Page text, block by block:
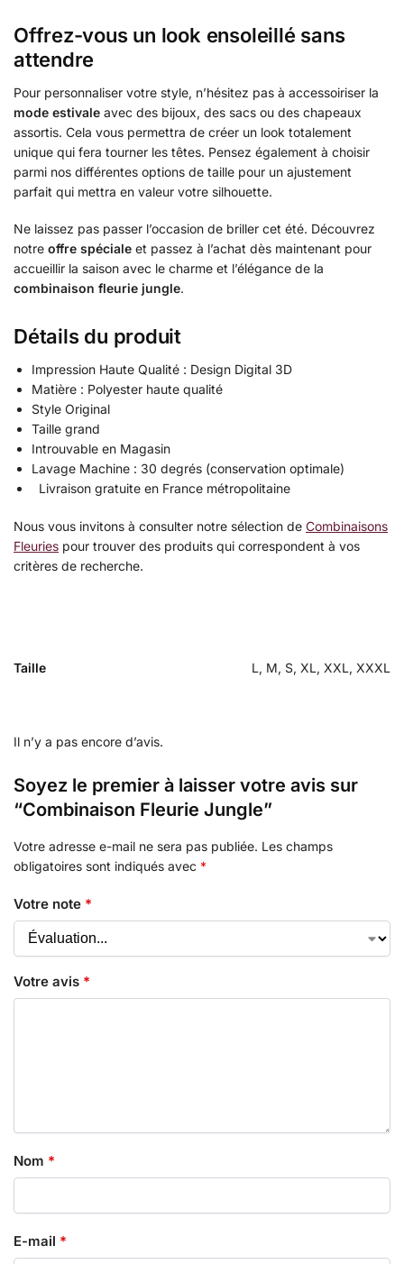
Offrez-vous un look ensoleillé sans
attendre
Pour personnaliser votre style, n’hésitez pas à accessoiriser la
mode estivale avec des bijoux, des sacs ou des chapeaux
assortis. Cela vous permettra de créer un look totalement
unique qui fera tourner les têtes. Pensez également à choisir
parmi nos différentes options de taille pour un ajustement
parfait qui mettra en valeur votre silhouette.
Ne laissez pas passer l’occasion de briller cet été. Découvrez
notre offre spéciale et passez à l’achat dès maintenant pour
accueillir la saison avec le charme et l’élégance de la
combinaison fleurie jungle.
Détails du produit
Impression Haute Qualité : Design Digital 3D
Matière : Polyester haute qualité
Style Original
Taille grand
Introuvable en Magasin
Lavage Machine : 30 degrés (conservation optimale)
Livraison gratuite en France métropolitaine
Nous vous invitons à consulter notre sélection de Combinaisons
Fleuries pour trouver des produits qui correspondent à vos
critères de recherche.
Taille L, M, S, XL, XXL, XXXL
Il n’y a pas encore d’avis.
Soyez le premier à laisser votre avis sur
“Combinaison Fleurie Jungle”
Votre adresse e-mail ne sera pas publiée. Les champs
obligatoires sont indiqués avec *
Votre note *
Votre avis *
Nom *
E-mail *